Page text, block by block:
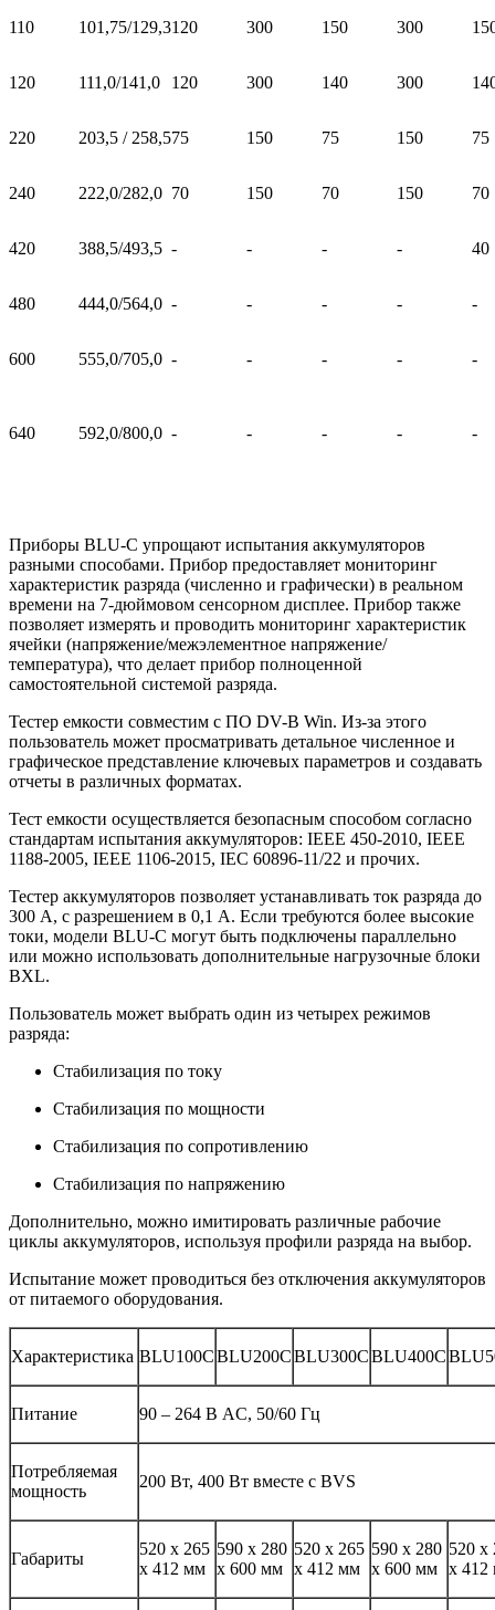
110 101,75/129,3120 300 150 300
120 111,0/141,0 120 300 140 300
220 203,5 / 258,575 150 75 150 75
240 222,0/282,0 70 150 70 150 70
420 388,5/493,5 - - - - 40
480 444,0/564,0 - - - - -
600 555,0/705,0 - - - - -
640 592,0/800,0 - - - - -
Приборы BLU-C упрощают испытания аккумуляторов
разными способами. Прибор предоставляет мониторинг
характеристик разряда (численно и графически) в реальном
времени на 7-дюймовом сенсорном дисплее. Прибор также
позволяет измерять и проводить мониторинг характеристик
ячейки (напряжение/межэлементное напряжение/
температура), что делает прибор полноценной
самостоятельной системой разряда.
Тестер емкости совместим с ПО DV-B Win. Из-за этого
пользователь может просматривать детальное численное и
графическое представление ключевых параметров и создавать
отчеты в различных форматах.
Тест емкости осуществляется безопасным способом согласно
стандартам испытания аккумуляторов: IEEE 450-2010, IEEE
1188-2005, IEEE 1106-2015, IEC 60896-11/22 и прочих.
Тестер аккумуляторов позволяет устанавливать ток разряда до
300 А, с разрешением в 0,1 А. Если требуются более высокие
токи, модели BLU-C могут быть подключены параллельно
или можно использовать дополнительные нагрузочные блоки
BXL.
Пользователь может выбрать один из четырех режимов
разряда:
Стабилизация по току
Стабилизация по мощности
Стабилизация по сопротивлению
Стабилизация по напряжению
Дополнительно, можно имитировать различные рабочие
циклы аккумуляторов, используя профили разряда на выбор.
Испытание может проводиться без отключения аккумуляторов
от питаемого оборудования.
Характеристика BLU100CBLU200CBLU300CBLU400C
Питание 90 – 264 В AC, 50/60 Гц
Потребляемая
мощность
200 Вт, 400 Вт вместе с BVS
Габариты
520 х 265
х 412 мм
590 х 280
х 600 мм
520 х 265
х 412 мм
590 х 280
х 600 мм
520 х
х 412